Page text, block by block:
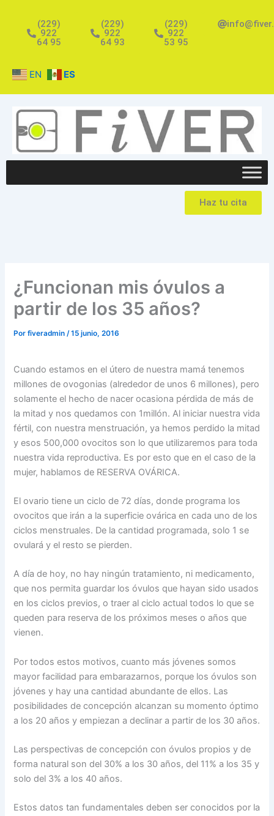
contenido
(229)
922
64 95
(229)
922
64 93
(229)
922
53 95
EN ES
Haz tu cita
¿Funcionan mis óvulos a
partir de los 35 años?
Porfiveradmin /15 junio, 2016
Cuando estamos en el útero de nuestra mamá tenemos
millones de ovogonias (alrededor de unos 6 millones), pero
solamente el hecho de nacer ocasiona pérdida de más de
la mitad y nos quedamos con 1millón. Al iniciar nuestra vida
fértil, con nuestra menstruación, ya hemos perdido la mitad
y esos 500,000 ovocitos son lo que utilizaremos para toda
nuestra vida reproductiva. Es por esto que en el caso de la
mujer, hablamos de RESERVA OVÁRICA.
El ovario tiene un ciclo de 72 días, donde programa los
ovocitos que irán a la superficie ovárica en cada uno de los
ciclos menstruales. De la cantidad programada, solo 1 se
ovulará y el resto se pierden.
A día de hoy, no hay ningún tratamiento, ni medicamento,
que nos permita guardar los óvulos que hayan sido usados
en los ciclos previos, o traer al ciclo actual todos lo que se
queden para reserva de los próximos meses o años que
vienen.
Por todos estos motivos, cuanto más jóvenes somos
mayor facilidad para embarazarnos, porque los óvulos son
jóvenes y hay una cantidad abundante de ellos. Las
posibilidades de concepción alcanzan su momento óptimo
a los 20 años y empiezan a declinar a partir de los 30 años.
Las perspectivas de concepción con óvulos propios y de
forma natural son del 30% a los 30 años, del 11% a los 35 y
solo del 3% a los 40 años.
Estos datos tan fundamentales deben ser conocidos por la